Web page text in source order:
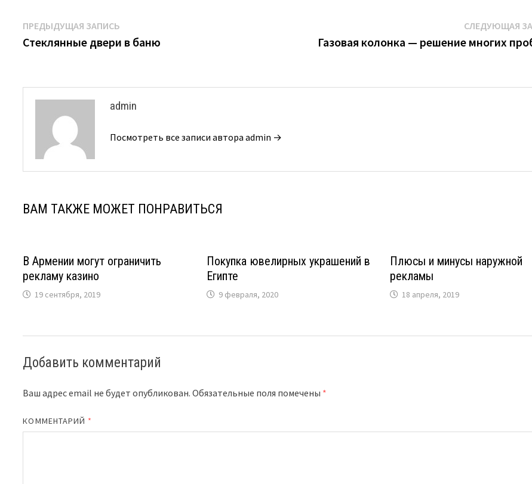
Навигация
по
ПРЕДЫДУЩАЯ ЗАПИСЬ
запись:
Стеклянные двери в баню
СЛЕДУЮЩАЯ
Газовая колонка — решение многих
admin
Посмотреть все записи автора admin →
ВАМ ТАКЖЕ МОЖЕТ ПОНРАВИТЬСЯ
В Армении могут ограничить
рекламу казино
19 сентября, 2019
Покупка ювелирных украшений в
Египте
9 февраля, 2020
Плюсы и минусы наружной
рекламы
18 апреля, 2019
Добавить комментарий
Ваш адрес email не будет опубликован. Обязательные поля помечены *
КОММЕНТАРИЙ *